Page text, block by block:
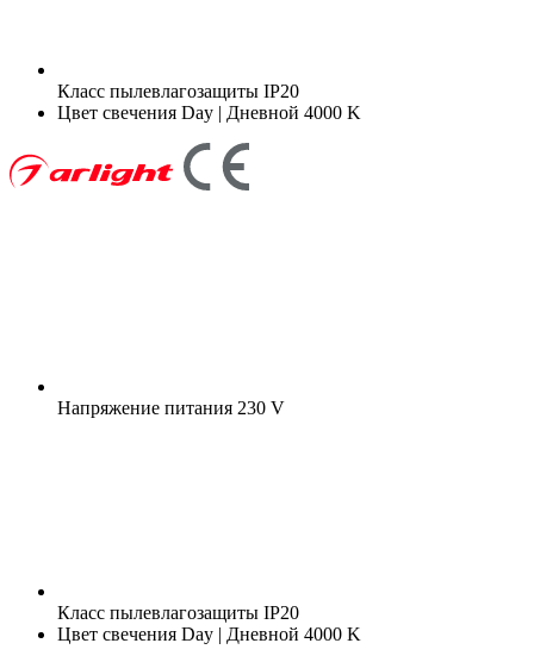
Класс пылевлагозащиты IP20
Цвет свечения Day | Дневной 4000 K
Напряжение питания 230 V
Класс пылевлагозащиты IP20
Цвет свечения Day | Дневной 4000 K